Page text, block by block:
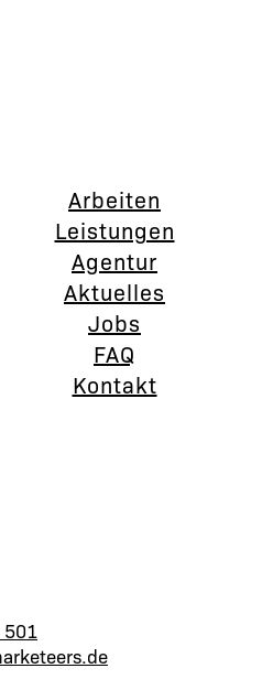
Arbeiten
Leistungen
Agentur
Aktuelles
Jobs
FAQ
Kontakt
501